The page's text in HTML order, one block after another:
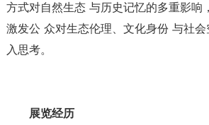
方式对自然生态 与历史记忆的多重影响
激发公 众对生态伦理、文化身份 与社
入思考。
展览经历